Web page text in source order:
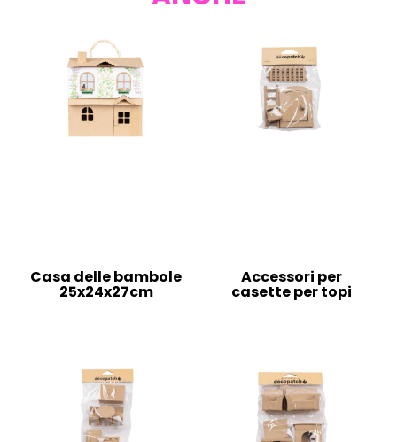
Casa delle bambole
25x24x27cm
Accessori per
casette per topi